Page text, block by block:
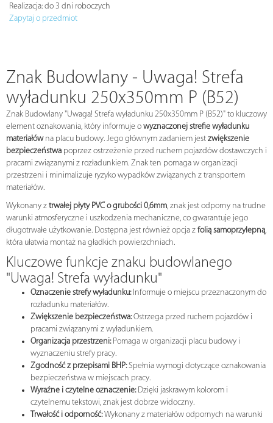
Realizacja: do 3 dni roboczych
Zapytaj o przedmiot
Znak Budowlany - Uwaga! Strefa
wyładunku 250x350mm P (B52)
Znak Budowlany "Uwaga! Strefa wyładunku 250x350mm P (B52)" to kluczowy
element oznakowania, który informuje o wyznaczonej strefie wyładunku
materiałówna placu budowy. Jego głównym zadaniem jest zwiększenie
bezpieczeństwa poprzez ostrzeżenie przed ruchem pojazdów dostawczych i
pracami związanymi z rozładunkiem. Znak ten pomaga w organizacji
przestrzeni i minimalizuje ryzyko wypadków związanych z transportem
materiałów.
Wykonany z trwałej płyty PVC o grubości 0,6mm, znak jest odporny na trudne
warunki atmosferyczne i uszkodzenia mechaniczne, co gwarantuje jego
długotrwałe użytkowanie. Dostępna jest również opcja z folią samoprzylepną,
która ułatwia montaż na gładkich powierzchniach.
Kluczowe funkcje znaku budowlanego
"Uwaga! Strefa wyładunku"
Oznaczenie strefy wyładunku:Informuje o miejscu przeznaczonym do
rozładunku materiałów.
Zwiększenie bezpieczeństwa:Ostrzega przed ruchem pojazdów i
pracami związanymi z wyładunkiem.
Organizacja przestrzeni:Pomaga w organizacji placu budowy i
wyznaczeniu strefy pracy.
Zgodność z przepisami BHP:Spełnia wymogi dotyczące oznakowania
bezpieczeństwa w miejscach pracy.
Wyraźne i czytelne oznaczenie:Dzięki jaskrawym kolorom i
czytelnemu tekstowi, znak jest dobrze widoczny.
Trwałość i odporność:Wykonany z materiałów odpornych na warunki